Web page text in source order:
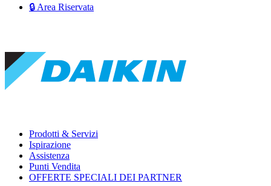
🔒 Area Riservata
Prodotti & Servizi
Ispirazione
Assistenza
Punti Vendita
OFFERTE SPECIALI DEI PARTNER